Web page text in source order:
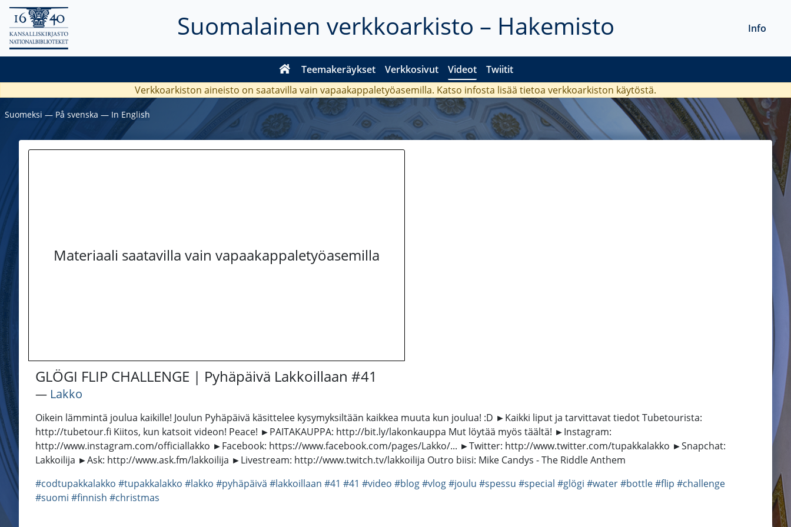
Suomalainen verkkoarkisto – Hakemisto
Teemakeräykset Verkkosivut Videot Twiitit
Info
Verkkoarkiston aineisto on saatavilla vain vapaakappaletyöasemilla. Katso infosta lisää tietoa verkkoarkiston käytöstä.
Suomeksi ― På svenska ― In English
Materiaali saatavilla vain vapaakappaletyöasemilla
GLÖGI FLIP CHALLENGE | Pyhäpäivä Lakkoillaan #41
― Lakko
Oikein lämmintä joulua kaikille! Joulun Pyhäpäivä käsittelee kysymyksiltään kaikkea muuta kun joulua! :D ►Kaikki liput ja tarvittavat tiedot Tubetourista:
http://tubetour.fi Kiitos, kun katsoit videon! Peace! ►PAITAKAUPPA: http://bit.ly/lakonkauppa Mut löytää myös täältä! ►Instagram:
http://www.instagram.com/officiallakko ►Facebook: https://www.facebook.com/pages/Lakko/... ►Twitter: http://www.twitter.com/tupakkalakko ►Snapchat:
Lakkoilija ►Ask: http://www.ask.fm/lakkoilija ►Livestream: http://www.twitch.tv/lakkoilija Outro biisi: Mike Candys - The Riddle Anthem
#codtupakkalakko #tupakkalakko #lakko #pyhäpäivä #lakkoillaan #41 #41 #video #blog#vlog#joulu #spessu #special #glögi #water#bottle#flip #challenge
#suomi #finnish #christmas